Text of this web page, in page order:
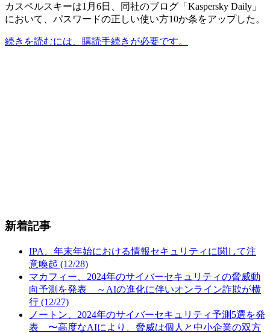
カスペルスキーは1月6日、同社のブログ「Kaspersky Daily」
において、パスワードの正しい使い方10か条をアップした。
続きを読むには、購読手続きが必要です。
新着記事
IPA、年末年始における情報セキュリティに関して注
意喚起 (12/28)
マカフィー、2024年のサイバーセキュリティの脅威動
向予測を発表 ～AIの進化に伴いオンライン詐欺が横
行 (12/27)
ノートン、2024年のサイバーセキュリティ予測5選を発
表 〜高度なAIにより、脅威は個人と中小企業の双方